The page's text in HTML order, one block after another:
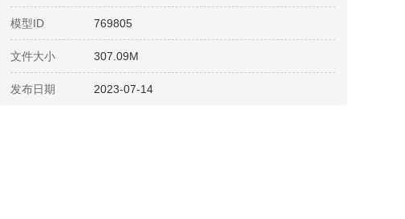
模型ID 769805
文件大小 307.09M
发布日期 2023-07-14